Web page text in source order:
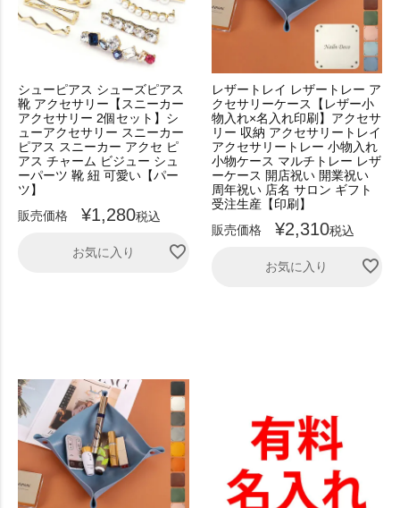
シューピアス シューズピアス
靴 アクセサリー【スニーカー
アクセサリー 2個セット】シ
ューアクセサリー スニーカー
ピアス スニーカー アクセ ピ
アス チャーム ビジュー シュ
ーパーツ 靴 紐 可愛い【パー
ツ】
販売価格
¥1,280税込
お気に入り
レザートレイ レザートレー ア
クセサリーケース【レザー小
物入れ×名入れ印刷】アクセサ
リー 収納 アクセサリートレイ
アクセサリートレー 小物入れ
小物ケース マルチトレー レザ
ーケース 開店祝い 開業祝い
周年祝い 店名 サロン ギフト
受注生産【印刷】
販売価格
¥2,310税込
お気に入り